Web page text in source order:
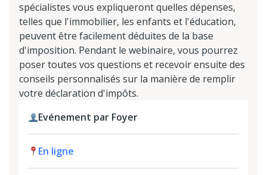
spécialistes vous expliqueront quelles dépenses,
telles que l'immobilier, les enfants et l'éducation,
peuvent être facilement déduites de la base
d'imposition. Pendant le webinaire, vous pourrez
poser toutes vos questions et recevoir ensuite des
conseils personnalisés sur la manière de remplir
votre déclaration d'impôts.
Evénement par Foyer
En ligne